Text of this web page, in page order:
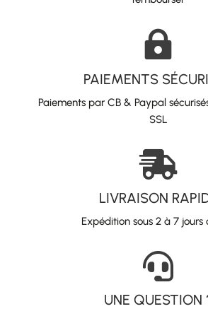

PAIEMENTS
Paiements par CB & Paypal
SSL

LIVRAISON
Expédition sous 2 à 7 jours

UNE QUESTION